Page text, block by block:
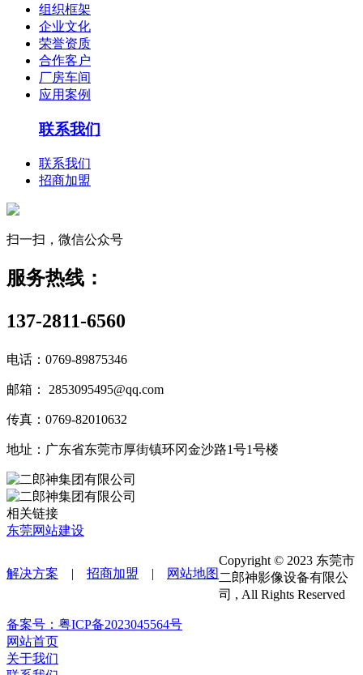
组织框架
企业文化
荣誉资质
合作客户
厂房车间
应用案例
联系我们
联系我们
招商加盟
扫一扫，微信公众号
服务热线：
137-2811-6560
电话：0769-89875346
邮箱： 2853095495@qq.com
传真：0769-82010632
地址：广东省东莞市厚街镇环冈金沙路1号1号楼
相关链接
东莞网站建设
解决方案 | 招商加盟 | 网站地图
Copyright © 2023 东莞市
二郎神影像设备有限公
司 , All Rights Reserved
备案号：粤ICP备2023045564号
网站首页
关于我们